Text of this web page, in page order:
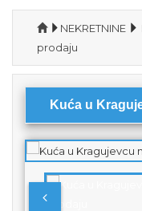
NEKRETNINE
prodaju
Kuća u